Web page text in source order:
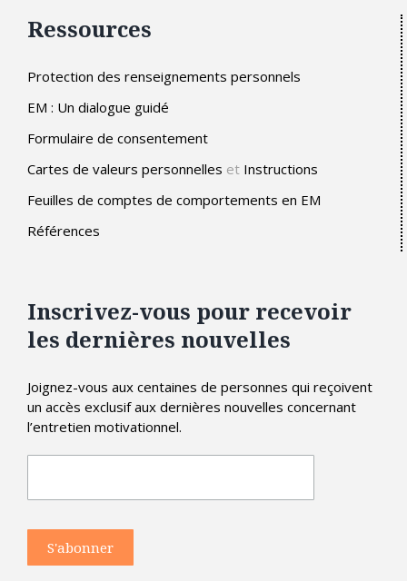
Ressources
Protection des renseignements personnels
EM : Un dialogue guidé
Formulaire de consentement
Cartes de valeurs personnelles et Instructions
Feuilles de comptes de comportements en EM
Références
Inscrivez-vous pour recevoir
les dernières nouvelles
Joignez-vous aux centaines de personnes qui reçoivent
un accès exclusif aux dernières nouvelles concernant
l’entretien motivationnel.